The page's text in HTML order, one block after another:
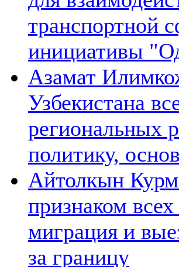
транспортной
инициативы
Азамат
Узбекистана
региональных
политику,
Айтолкын
признаком
миграция и
за границу